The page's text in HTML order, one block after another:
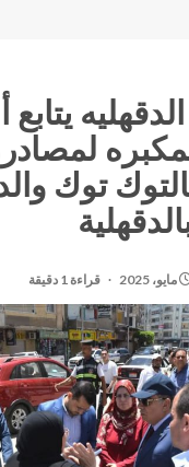
يتابع
توك
قراءة 1 دقيقة